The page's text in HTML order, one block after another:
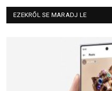
EZEKRŐL SE MARADJ LE